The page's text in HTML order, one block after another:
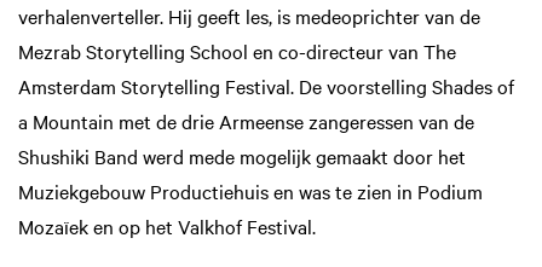
verhalenverteller. Hij geeft les, is medeoprichter van de
Mezrab Storytelling School en co-directeur van The
Amsterdam Storytelling Festival. De voorstelling Shades of
a Mountain met de drie Armeense zangeressen van de
Shushiki Band werd mede mogelijk gemaakt door het
Muziekgebouw Productiehuis en was te zien in Podium
Mozaïek en op het Valkhof Festival.